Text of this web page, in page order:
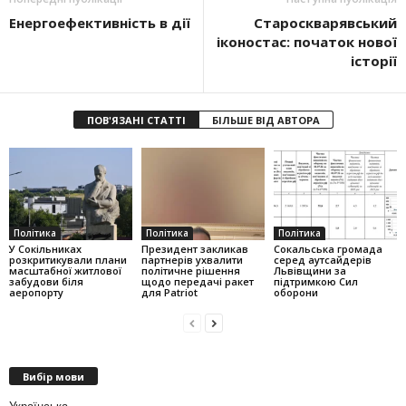
Енергоефективність в дії
Староскварявський
іконостас: початок нової
історії
ПОВ'ЯЗАНІ СТАТТІ БІЛЬШЕ ВІД АВТОРА
Політика
У Сокільниках
розкритикували плани
масштабної житлової
забудови біля
аеропорту
Політика
Президент закликав
партнерів ухвалити
політичне рішення
щодо передачі ракет
для Patriot
Політика
Сокальська громада
серед аутсайдерів
Львівщини за
підтримкою Сил
оборони
Вибір мови